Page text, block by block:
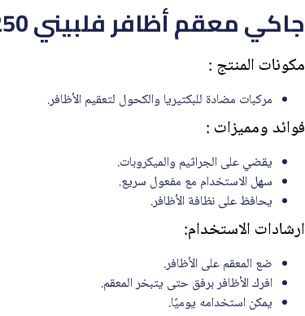
جاكي معقم أظافر فلبيني 250 مل
مكونات المنتج :
مركبات مضادة للبكتيريا والكحول لتعقيم الأظافر.
فوائد ومميزات :
يقضي على الجراثيم والميكروبات.
سهل الاستخدام مع مفعول سريع.
يحافظ على نظافة الأظافر.
ارشادات الاستخدام:
ضع المعقم على الأظافر.
افرك الأظافر برفق حتى يتبخر المعقم.
يمكن استخدامه يوميًا.